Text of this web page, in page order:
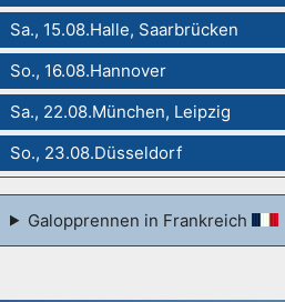
Sa., 15.08.Halle, Saarbrücken
So., 16.08.Hannover
Sa., 22.08.München, Leipzig
So., 23.08.Düsseldorf
Galopprennen in Frankreich